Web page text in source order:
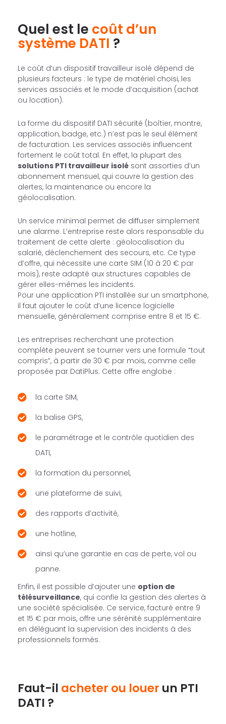
Quel est le coût d’un
système DATI ?
Le coût d’un dispositif travailleur isolé dépend de
plusieurs facteurs : le type de matériel choisi, les
services associés et le mode d’acquisition (achat
ou location).
La forme du dispositif DATI sécurité (boîtier, montre,
application, badge, etc.) n’est pas le seul élément
de facturation. Les services associés influencent
fortement le coût total. En effet, la plupart des
solutions PTI travailleur isolé sont assorties d’un
abonnement mensuel, qui couvre la gestion des
alertes, la maintenance ou encore la
géolocalisation.
Un service minimal permet de diffuser simplement
une alarme. L’entreprise reste alors responsable du
traitement de cette alerte : géolocalisation du
salarié, déclenchement des secours, etc. Ce type
d’offre, qui nécessite une carte SIM (10 à 20 € par
mois), reste adapté aux structures capables de
gérer elles-mêmes les incidents.
Pour une application PTI installée sur un smartphone,
il faut ajouter le coût d’une licence logicielle
mensuelle, généralement comprise entre 8 et 15 €.
Les entreprises recherchant une protection
complète peuvent se tourner vers une formule “tout
compris”, à partir de 30 € par mois, comme celle
proposée par DatiPlus. Cette offre englobe :
la carte SIM,
la balise GPS,
le paramétrage et le contrôle quotidien des
DATI,
la formation du personnel,
une plateforme de suivi,
des rapports d’activité,
une hotline,
ainsi qu’une garantie en cas de perte, vol ou
panne.
Enfin, il est possible d’ajouter une option de
télésurveillance, qui confie la gestion des alertes à
une société spécialisée. Ce service, facturé entre 9
et 15 € par mois, offre une sérénité supplémentaire
en déléguant la supervision des incidents à des
professionnels formés.
Faut-il acheter ou louer un PTI
DATI ?